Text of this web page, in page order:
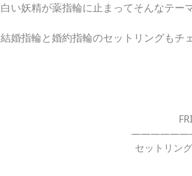
白い妖精が薬指輪に止まってそんなテー
結婚指輪と婚約指輪のセットリングもチ
セットリング